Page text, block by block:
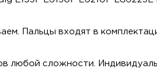
Пальцы входят в
любой сложности.